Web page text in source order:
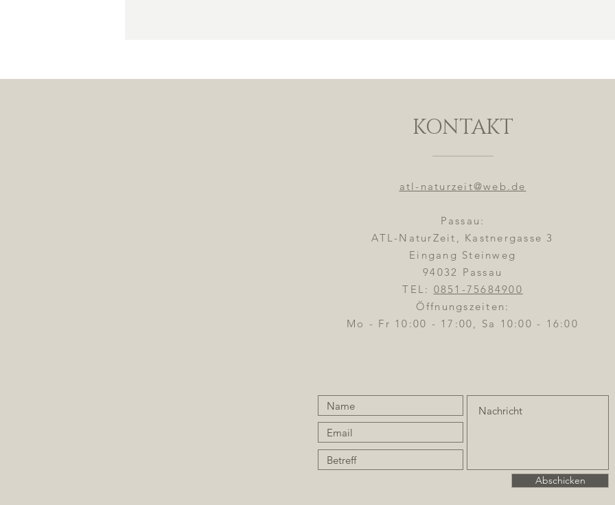
KONTAKT
atl-naturzeit@web.de
Passau:
ATL-NaturZeit, Kastnergasse 3
Eingang Steinweg
94032 Passau
TEL: 0851-75684900
Öffnungszeiten:
Mo - Fr 10:00 - 17:00, Sa 10:00 - 16:00
Abschicken